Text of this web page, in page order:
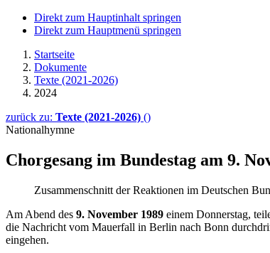
Direkt zum Hauptinhalt springen
Direkt zum Hauptmenü springen
Startseite
Dokumente
Texte (2021-2026)
2024
zurück zu: Texte (2021-2026) ()
Nationalhymne
Chorgesang im Bundestag am 9.
Zusammenschnitt der Reaktionen im Deutschen
Am Abend des 9. November 1989 einem Donnerstag,
die Nachricht vom Mauerfall in Berlin nach Bonn
eingehen.